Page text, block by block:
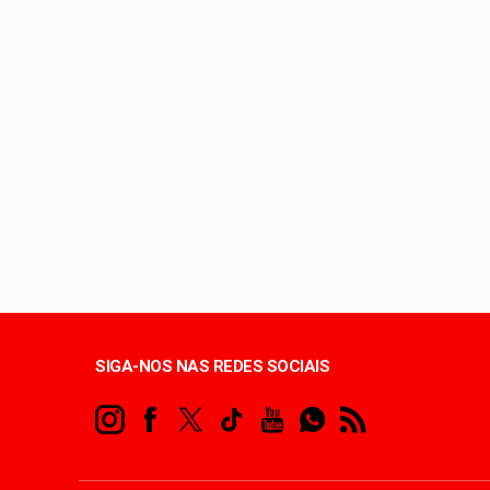
SIGA-NOS NAS REDES SOCIAIS